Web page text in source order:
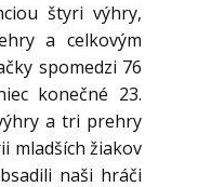
štyri výhry,
a celkovým
spomedzi 76
konečné 23.
a tri prehry
mladších žiakov
naši hráči